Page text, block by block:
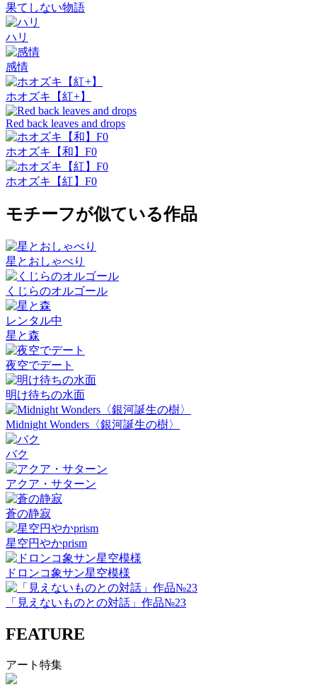
果てしない物語
ハリ
感情
ホオズキ【紅+】
Red back leaves and drops
ホオズキ【和】F0
ホオズキ【紅】F0
モチーフが似ている作品
星とおしゃべり
くじらのオルゴール
レンタル中
星と森
夜空でデート
明け待ちの水面
Midnight Wonders〈銀河誕生の樹〉
バク
アクア・サターン
蒼の静寂
星空円やかprism
ドロンコ象サン星空模様
「見えないものとの対話」作品№23
FEATURE
アート特集